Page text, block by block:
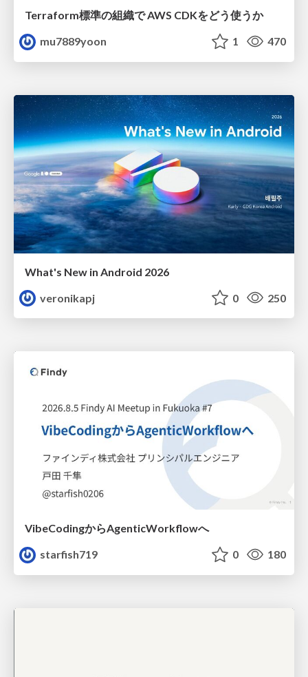
Terraform標準の組織で AWS CDKをどう使うか
mu7889yoon
1 470
What's New in Android 2026
veronikapj
0 250
VibeCodingからAgenticWorkflowへ
starfish719
0 180